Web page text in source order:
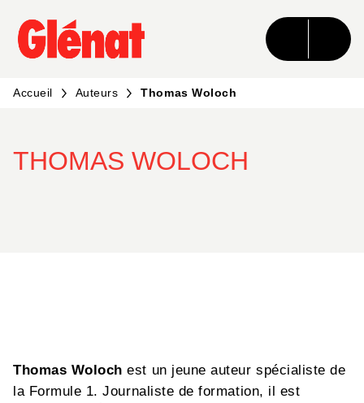
MENU RECHERCHE CONTENU
PIED DE PAGE
Accueil Auteurs Thomas Woloch
THOMAS WOLOCH
Thomas Wolochest un jeune auteur spécialiste de
la Formule 1. Journaliste de formation, il est